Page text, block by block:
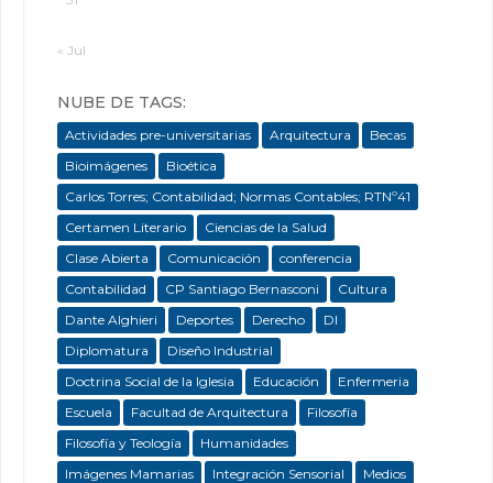
« Jul
NUBE DE TAGS:
Actividades pre-universitarias Arquitectura
Becas
Bioimágenes
Bioética
Carlos Torres; Contabilidad; Normas Contables; RTNº41
Certamen Literario
Ciencias de la Salud
Clase Abierta
Comunicación
conferencia
Contabilidad
CP Santiago Bernasconi
Cultura
Dante Alghieri
Deportes Derecho
DI
Diplomatura
Diseño Industrial
Doctrina Social de la Iglesia
Educación
Enfermeria
Escuela
Facultad de Arquitectura
Filosofía
Filosofía y Teología
Humanidades
Imágenes Mamarias
Integración Sensorial
Medios